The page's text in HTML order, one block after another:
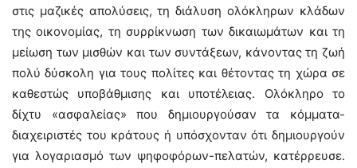
στις μαζικές απολύσεις, τη διάλυση ολόκληρων κλάδων
της οικονομίας, τη συρρίκνωση των δικαιωμάτων και τη
μείωση των μισθών και των συντάξεων, κάνοντας τη ζωή
πολύ δύσκολη για τους πολίτες και θέτοντας τη χώρα σε
καθεστώς υποβάθμισης και υποτέλειας. Ολόκληρο το
δίχτυ «ασφαλείας» που δημιουργούσαν τα κόμματα-
διαχειριστές του κράτους ή υπόσχονταν ότι δημιουργούν
για λογαριασμό των ψηφοφόρων-πελατών, κατέρρευσε.